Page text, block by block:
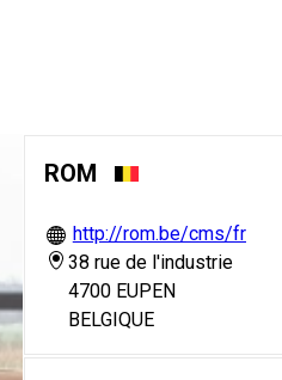
ROM
http://rom.be/cms/fr
38 rue de l'industrie
4700 EUPEN
BELGIQUE